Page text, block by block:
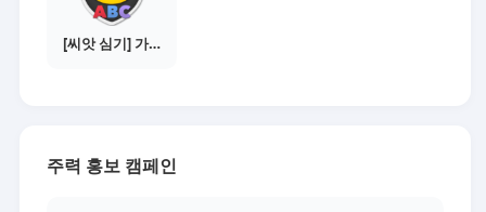
[씨앗 심기] 가이드보기 - 매체별 활동 가이드
주력 홍보 캠페인